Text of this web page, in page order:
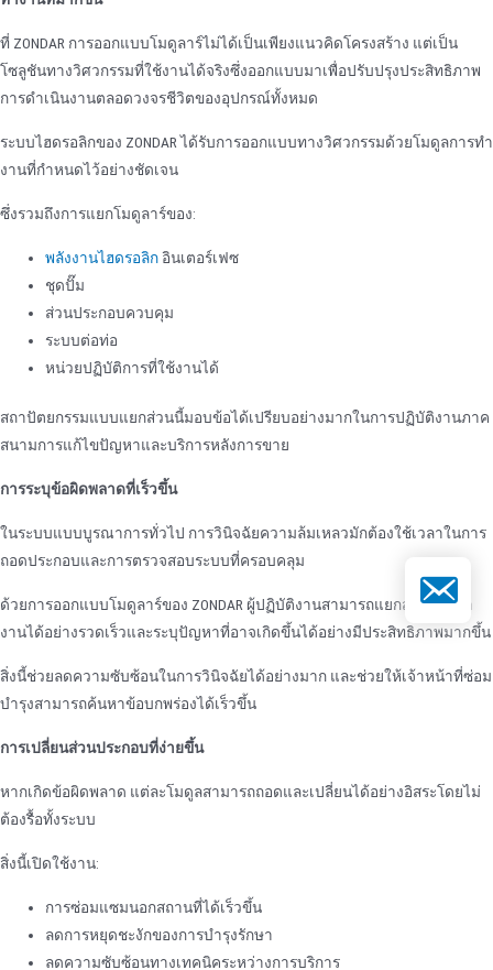
ที่ ZONDAR การออกแบบโมดูลาร์ไม่ได้เป็นเพียงแนวคิดโครงสร้าง แต่เป็น
โซลูชันทางวิศวกรรมที่ใช้งานได้จริงซึ่งออกแบบมาเพื่อปรับปรุงประสิทธิภาพ
การดําเนินงานตลอดวงจรชีวิตของอุปกรณ์ทั้งหมด
ระบบไฮดรอลิกของ ZONDAR ได้รับการออกแบบทางวิศวกรรมด้วยโมดูลการทํา
งานที่กําหนดไว้อย่างชัดเจน
ซึ่งรวมถึงการแยกโมดูลาร์ของ:
พลังงานไฮดรอลิกอินเตอร์เฟซ
ชุดปั๊ม
ส่วนประกอบควบคุม
ระบบต่อท่อ
หน่วยปฏิบัติการที่ใช้งานได้
สถาปัตยกรรมแบบแยกส่วนนี้มอบข้อได้เปรียบอย่างมากในการปฏิบัติงานภาค
สนามการแก้ไขปัญหาและบริการหลังการขาย
การระบุข้อผิดพลาดที่เร็วขึ้น
ในระบบแบบบูรณาการทั่วไป การวินิจฉัยความล้มเหลวมักต้องใช้เวลาในการ
ถอดประกอบและการตรวจสอบระบบที่ครอบคลุม
ด้วยการออกแบบโมดูลาร์ของ ZONDAR ผู้ปฏิบัติงานสามารถแยกส่วนการทํา
งานได้อย่างรวดเร็วและระบุปัญหาที่อาจเกิดขึ้นได้อย่างมีประสิทธิภาพมากขึ้น
สิ่งนี้ช่วยลดความซับซ้อนในการวินิจฉัยได้อย่างมาก และช่วยให้เจ้าหน้าที่ซ่อม
บํารุงสามารถค้นหาข้อบกพร่องได้เร็วขึ้น
การเปลี่ยนส่วนประกอบที่ง่ายขึ้น
หากเกิดข้อผิดพลาด แต่ละโมดูลสามารถถอดและเปลี่ยนได้อย่างอิสระโดยไม่
ต้องรื้อทั้งระบบ
สิ่งนี้เปิดใช้งาน:
การซ่อมแซมนอกสถานที่ได้เร็วขึ้น
ลดการหยุดชะงักของการบํารุงรักษา
ลดความซับซ้อนทางเทคนิคระหว่างการบริการ
อีเมล